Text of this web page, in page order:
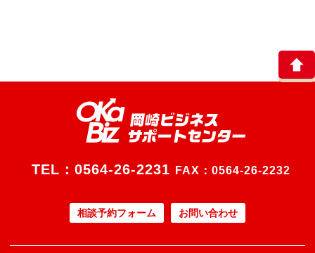
TEL： 0564-26-2231 FAX：0564-26-2232
相談予約フォーム お問い合わせ